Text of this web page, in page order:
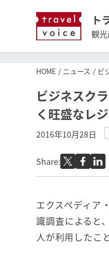
ト
観
HOME ニュース ビ
ビジネスク
く旺盛なレ
2016年10月28日
Share:
エクスペディア
識調査によると
人が利用したこ